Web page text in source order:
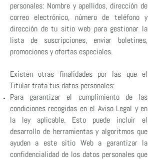
personales: Nombre y apellidos, dirección de
correo electrónico, número de teléfono y
dirección de tu sitio web para gestionar la
lista de suscripciones, enviar boletines,
promociones y ofertas especiales.
Existen otras finalidades por las que el
Titular trata tus datos personales:
Para garantizar el cumplimiento de las
condiciones recogidas en el Aviso Legal y en
la ley aplicable. Esto puede incluir el
desarrollo de herramientas y algoritmos que
ayuden a este sitio Web a garantizar la
confidencialidad de los datos personales que